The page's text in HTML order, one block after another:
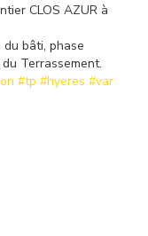
CLOS AZUR à
bâti, phase
Terrassement.
#tp #hyeres #var